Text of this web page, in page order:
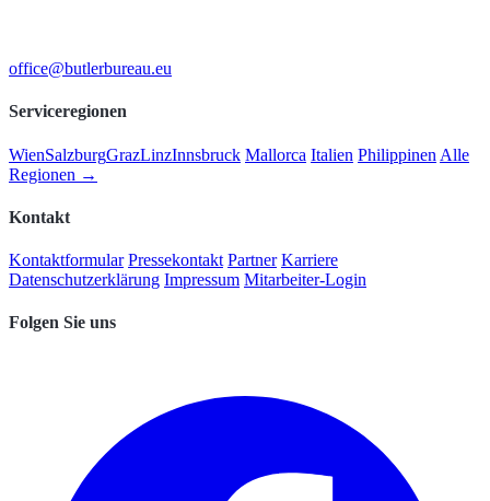
office@butlerbureau.eu
Serviceregionen
WienSalzburgGrazLinzInnsbruck Mallorca Italien Philippinen Alle
Regionen →
Kontakt
Kontaktformular Pressekontakt Partner Karriere
Datenschutzerklärung Impressum Mitarbeiter-Login
Folgen Sie uns